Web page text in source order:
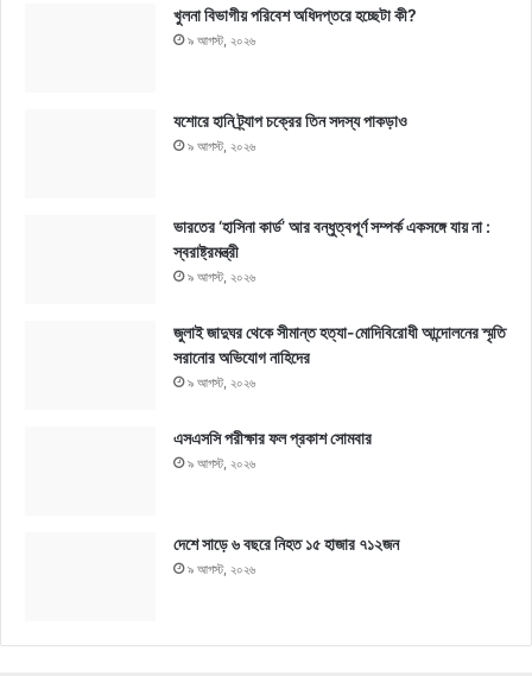
খুলনা বিভাগীয় পরিবেশ অধিদপ্তরে হচ্ছেটা কী?
৯ আগস্ট, ২০২৬
যশোরে হানি ট্র্যাপ চক্রের তিন সদস্য পাকড়াও
৯ আগস্ট, ২০২৬
ভারতের ‘হাসিনা কার্ড’ আর বন্ধুত্বপূর্ণ সম্পর্ক একসঙ্গে যায় না :
স্বরাষ্ট্রমন্ত্রী
৯ আগস্ট, ২০২৬
জুলাই জাদুঘর থেকে সীমান্ত হত্যা-মোদিবিরোধী আন্দোলনের স্মৃতি
সরানোর অভিযোগ নাহিদের
৯ আগস্ট, ২০২৬
এসএসসি পরীক্ষার ফল প্রকাশ সোমবার
৯ আগস্ট, ২০২৬
দেশে সাড়ে ৬ বছরে নিহত ১৫ হাজার ৭১২জন
৯ আগস্ট, ২০২৬